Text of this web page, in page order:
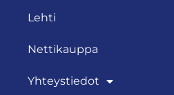
Lehti
Nettikauppa
Yhteystiedot